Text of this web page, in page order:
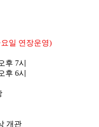
일 연장운영)
후 7시
후 6시
개관